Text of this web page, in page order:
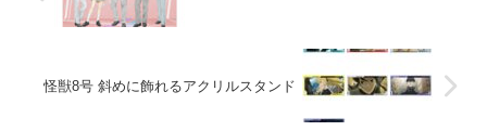
怪獣8号 斜めに飾れるアクリルスタンド